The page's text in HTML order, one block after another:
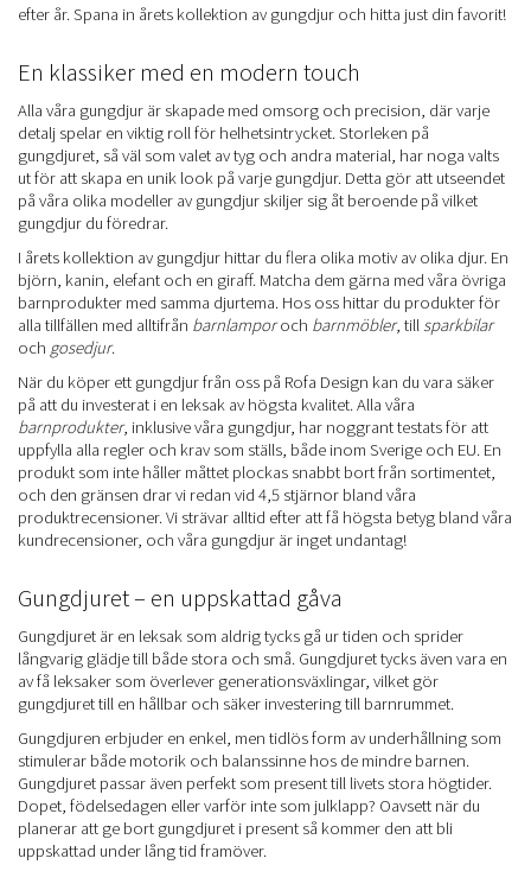
efter år. Spana in årets kollektion av gungdjur och hitta just din favorit!
En klassiker med en modern touch
Alla våra gungdjur är skapade med omsorg och precision, där varje
detalj spelar en viktig roll för helhetsintrycket. Storleken på
gungdjuret, så väl som valet av tyg och andra material, har noga valts
ut för att skapa en unik look på varje gungdjur. Detta gör att utseendet
på våra olika modeller av gungdjur skiljer sig åt beroende på vilket
gungdjur du föredrar.
I årets kollektion av gungdjur hittar du flera olika motiv av olika djur. En
björn, kanin, elefant och en giraff. Matcha dem gärna med våra övriga
barnprodukter med samma djurtema. Hos oss hittar du produkter för
alla tillfällen med alltifrån barnlamporoch barnmöbler, till sparkbilar
och gosedjur.
När du köper ett gungdjur från oss på Rofa Design kan du vara säker
på att du investerat i en leksak av högsta kvalitet. Alla våra
barnprodukter, inklusive våra gungdjur, har noggrant testats för att
uppfylla alla regler och krav som ställs, både inom Sverige och EU. En
produkt som inte håller måttet plockas snabbt bort från sortimentet,
och den gränsen drar vi redan vid 4,5 stjärnor bland våra
produktrecensioner. Vi strävar alltid efter att få högsta betyg bland våra
kundrecensioner, och våra gungdjur är inget undantag!
Gungdjuret – en uppskattad gåva
Gungdjuret är en leksak som aldrig tycks gå ur tiden och sprider
långvarig glädje till både stora och små. Gungdjuret tycks även vara en
av få leksaker som överlever generationsväxlingar, vilket gör
gungdjuret till en hållbar och säker investering till barnrummet.
Gungdjuren erbjuder en enkel, men tidlös form av underhållning som
stimulerar både motorik och balanssinne hos de mindre barnen.
Gungdjuret passar även perfekt som present till livets stora högtider.
Dopet, födelsedagen eller varför inte som julklapp? Oavsett när du
planerar att ge bort gungdjuret i present så kommer den att bli
uppskattad under lång tid framöver.